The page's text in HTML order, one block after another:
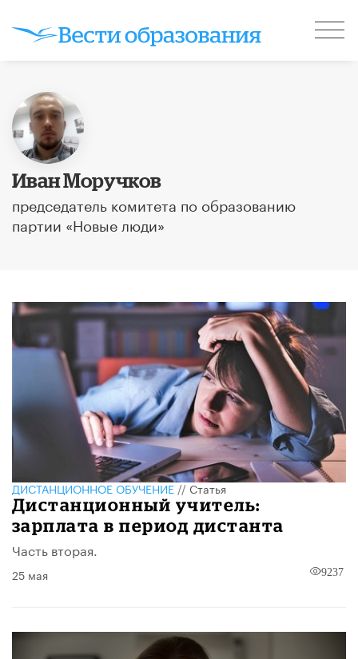
Иван Моручков
председатель комитета по образованию
партии «Новые люди»
ДИСТАНЦИОННОЕ ОБУЧЕНИЕ//Статья
Дистанционный учитель:
зарплата в период дистанта
Часть вторая.
25 мая 9237